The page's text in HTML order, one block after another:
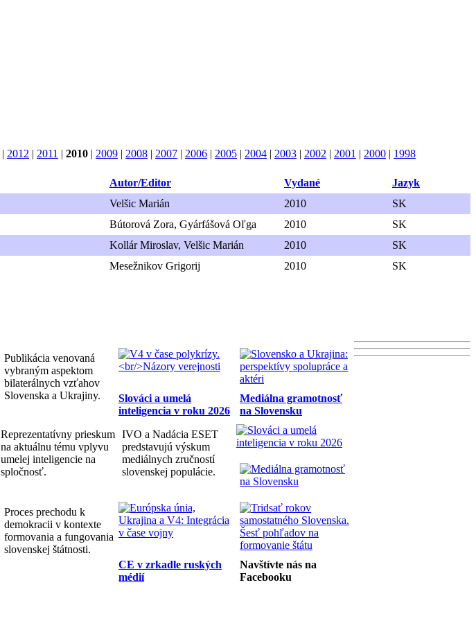
| 2012 | 2011 | 2010 | 2009 | 2008 | 2007 | 2006 | 2005 | 2004 | 2003 | 2002 | 2001 | 2000 | 1998
Autor/Editor Vydané
Jazyk
Velšic Marián 2010
SK
Bútorová Zora, Gyárfášová Oľga 2010
SK
Kollár Miroslav, Velšic Marián 2010
SK
Mesežnikov Grigorij 2010 SK
Publikácia venovaná
vybraným aspektom
bilaterálnych vzťahov
Slovenska a Ukrajiny.
Slováci a umelá
inteligencia v roku 2026
Mediálna gramotnosť
na Slovensku
Reprezentatívny prieskum
na aktuálnu tému vplyvu
umelej inteligencie na
spločnosť.
IVO a Nadácia ESET
predstavujú výskum
mediálnych zručností
slovenskej populácie.
Proces prechodu k
demokracii v kontexte
formovania a fungovania
slovenskej štátnosti.
CE v zrkadle ruských
médií
Navštívte nás na
Facebooku